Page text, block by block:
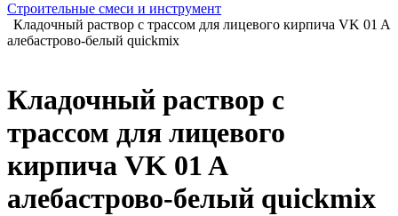
Строительные смеси и инструмент
Кладочный раствор с трассом для лицевого кирпича VK 01 A
алебастрово-белый quickmix
Кладочный раствор с
трассом для лицевого
кирпича VK 01 A
алебастрово-белый quickmix